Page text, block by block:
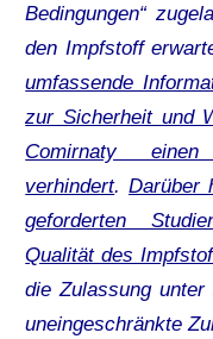
Bedingungen“
den Impfstoff
umfassende
zur Sicherheit und
Comirnaty einen
verhindert. Darüber
geforderten
Qualität des
die Zulassung unter
uneingeschränkte